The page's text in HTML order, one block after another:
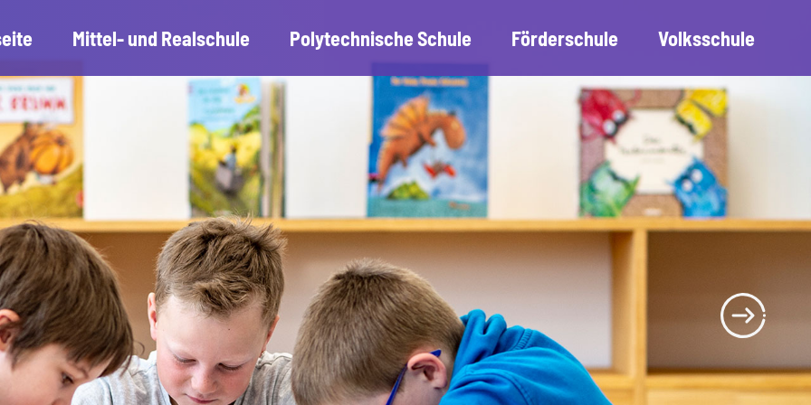
Mittel- und Realschule Polytechnische Schule Förderschule Volksschule